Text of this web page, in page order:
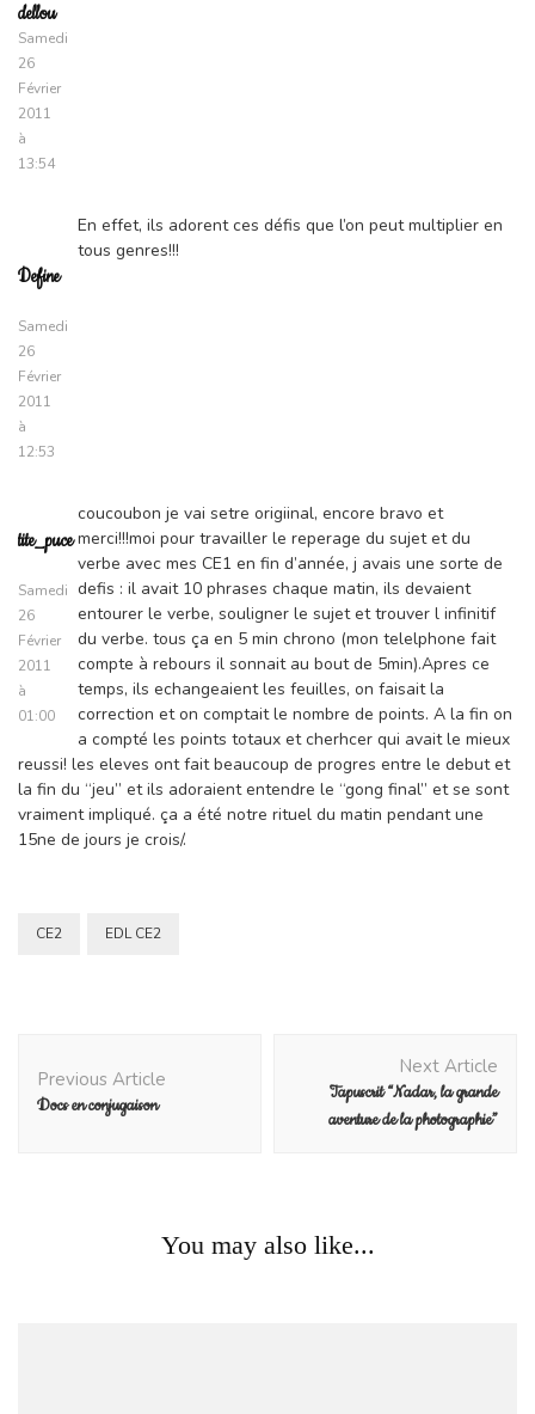
dellou
Samedi
26
Février
2011
à
13:54
Define
Samedi
26
Février
2011
à
12:53
En effet, ils adorent ces défis que l’on peut multiplier en
tous genres!!!
tite_puce
Samedi
26
Février
2011
à
01:00
coucoubon je vai setre origiinal, encore bravo et
merci!!!moi pour travailler le reperage du sujet et du
verbe avec mes CE1 en fin d’année, j avais une sorte de
defis : il avait 10 phrases chaque matin, ils devaient
entourer le verbe, souligner le sujet et trouver l infinitif
du verbe. tous ça en 5 min chrono (mon telelphone fait
compte à rebours il sonnait au bout de 5min).Apres ce
temps, ils echangeaient les feuilles, on faisait la
correction et on comptait le nombre de points. A la fin on
a compté les points totaux et cherhcer qui avait le mieux
reussi! les eleves ont fait beaucoup de progres entre le debut et
la fin du “jeu” et ils adoraient entendre le “gong final” et se sont
vraiment impliqué. ça a été notre rituel du matin pendant une
15ne de jours je crois/.
CE2 EDL CE2
Navigation
Previous Article
Docs en conjugaison
Next Article
Tapuscrit “Nadar, la grande
aventure de la photographie”
You may also like...
Semaine des mathématiques